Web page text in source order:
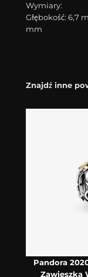
Wymiary:
Głębokość: 6,7
mm
Znajdź inne
Pandora
Zawieszka